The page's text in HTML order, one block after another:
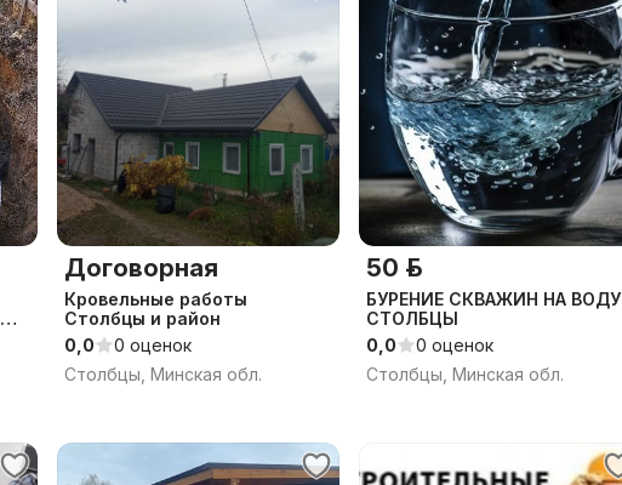
Договорная
Кровельные работы
Столбцы и район
0,0
0 оценок
Столбцы, Минская обл.
50 р.
БУРЕНИЕ СКВАЖИН НА ВОДУ
СТОЛБЦЫ
0,0
0 оценок
Столбцы, Минская обл.